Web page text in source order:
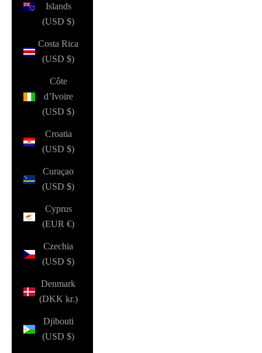
Islands
(USD $)
Costa Rica
(USD $)
Côte
d’Ivoire
(USD $)
Croatia
(USD $)
Curaçao
(USD $)
Cyprus
(EUR €)
Czechia
(USD $)
Denmark
(DKK kr.)
Djibouti
(USD $)